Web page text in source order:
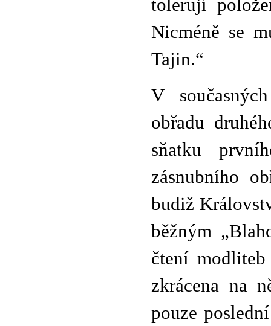
tolerují
Nicméně se
Tajin.“
V
obřadu
sňatku
zásnubního
budiž
běžným
čtení
zkrácena na
pouze